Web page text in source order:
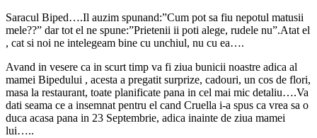
Saracul Biped….Il auzim spunand:”Cum pot sa fiu nepotul matusii
mele??” dar tot el ne spune:”Prietenii ii poti alege, rudele nu”.Atat el
, cat si noi ne intelegeam bine cu unchiul, nu cu ea….
Avand in vesere ca in scurt timp va fi ziua bunicii noastre adica al
mamei Bipedului , acesta a pregatit surprize, cadouri, un cos de flori,
masa la restaurant, toate planificate pana in cel mai mic detaliu….Va
dati seama ce a insemnat pentru el cand Cruella i-a spus ca vrea sa o
duca acasa pana in 23 Septembrie, adica inainte de ziua mamei
lui…..